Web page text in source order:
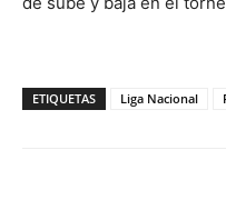
ETIQUETAS Liga Nacional